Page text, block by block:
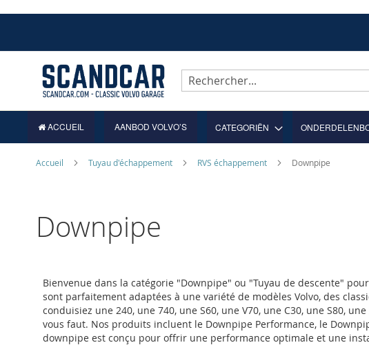
contenu
Rechercher
ACCUEIL AANBOD VOLVO’S CATEGORIËN
Accueil Tuyau d'échappement RVS échappement Downpipe
Downpipe
Bienvenue dans la catégorie "Downpipe" ou "Tuyau de descente"
sont parfaitement adaptées à une variété de modèles Volvo, des
conduisiez une 240, une 740, une S60, une V70, une C30, une S80,
vous faut. Nos produits incluent le Downpipe Performance, le
downpipe est conçu pour offrir une performance optimale et une